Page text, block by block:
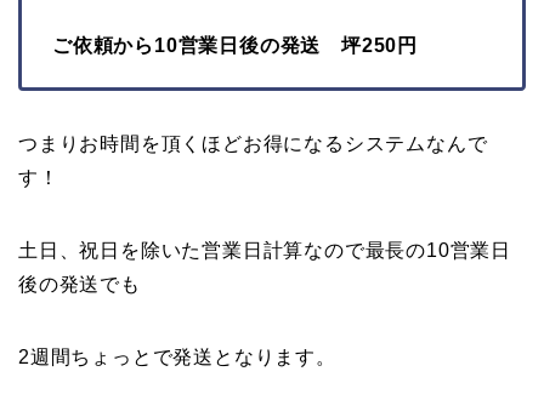
ご依頼から10営業日後の発送 坪250円
つまりお時間を頂くほどお得になるシステムなんで
す！
土日、祝日を除いた営業日計算なので最長の10営業日
後の発送でも
2週間ちょっとで発送となります。